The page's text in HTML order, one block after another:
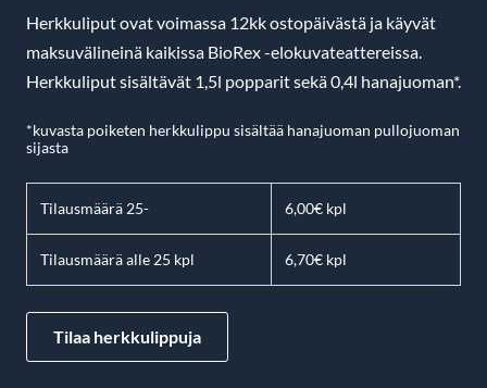
Herkkuliput ovat voimassa 12kk ostopäivästä ja käyvät
maksuvälineinä kaikissa BioRex -elokuvateattereissa.
Herkkuliput sisältävät 1,5l popparit sekä 0,4l hanajuoman*.
*kuvasta poiketen herkkulippu sisältää hanajuoman pullojuoman
sijasta
Tilausmäärä 25- 6,00€ kpl
Tilausmäärä alle 25 kpl 6,70€ kpl
Tilaa herkkulippuja